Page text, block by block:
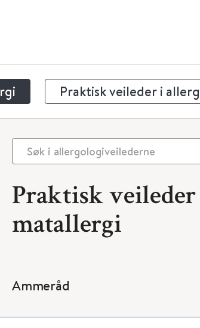
Praktisk veileder i
Praktisk
matallergi
Ammeråd